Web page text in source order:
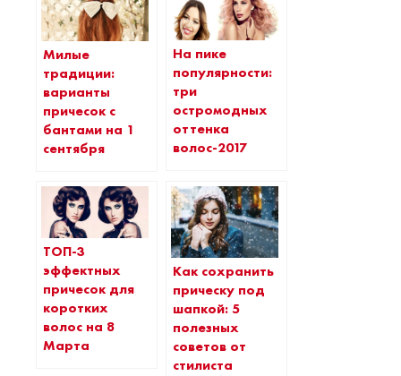
Милые
традиции:
варианты
причесок с
бантами на 1
сентября
На пике
популярности:
три
остромодных
оттенка
волос-2017
ТОП-3
эффектных
причесок для
коротких
волос на 8
Марта
Как сохранить
прическу под
шапкой: 5
полезных
советов от
стилиста